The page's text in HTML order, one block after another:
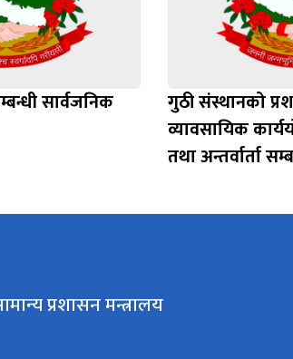
सार्वजनिक
गुठी संस्थानको
व्यावसायिक
तथा अन्तर्वार्ता
प्रशासन मन्त्रालय